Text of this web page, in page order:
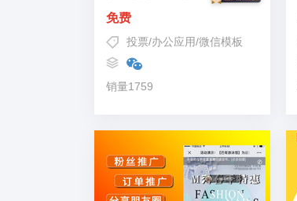
免费
投票/办公应用/微信模板
销量1759